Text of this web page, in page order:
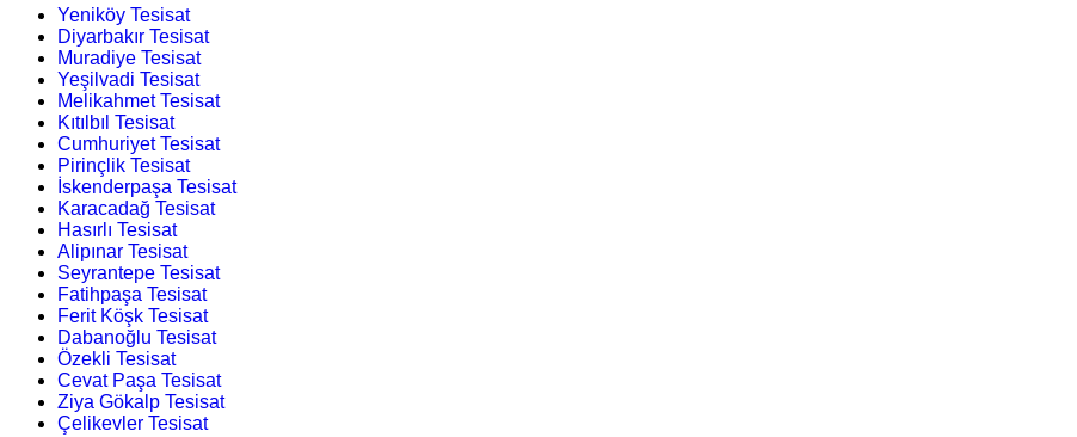
Yeniköy Tesisat
Diyarbakır Tesisat
Muradiye Tesisat
Yeşilvadi Tesisat
Melikahmet Tesisat
Kıtılbıl Tesisat
Cumhuriyet Tesisat
Pirinçlik Tesisat
İskenderpaşa Tesisat
Karacadağ Tesisat
Hasırlı Tesisat
Alipınar Tesisat
Seyrantepe Tesisat
Fatihpaşa Tesisat
Ferit Köşk Tesisat
Dabanoğlu Tesisat
Özekli Tesisat
Cevat Paşa Tesisat
Ziya Gökalp Tesisat
Çelikevler Tesisat